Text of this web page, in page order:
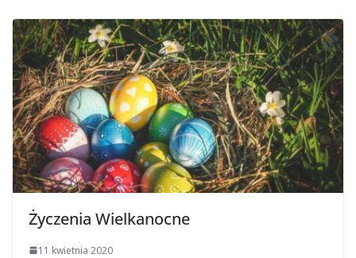
Życzenia Wielkanocne
11 kwietnia 2020